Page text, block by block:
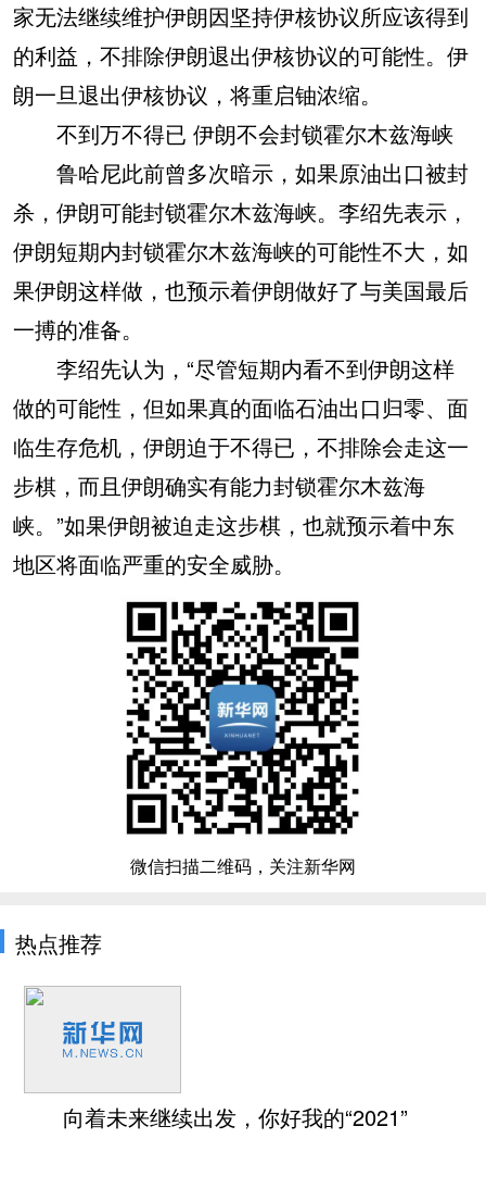
家无法继续维护伊朗因坚持伊核协议所应该得到
的利益，不排除伊朗退出伊核协议的可能性。伊
朗一旦退出伊核协议，将重启铀浓缩。
不到万不得已 伊朗不会封锁霍尔木兹海峡
鲁哈尼此前曾多次暗示，如果原油出口被封
杀，伊朗可能封锁霍尔木兹海峡。李绍先表示，
伊朗短期内封锁霍尔木兹海峡的可能性不大，如
果伊朗这样做，也预示着伊朗做好了与美国最后
一搏的准备。
李绍先认为，“尽管短期内看不到伊朗这样
做的可能性，但如果真的面临石油出口归零、面
临生存危机，伊朗迫于不得已，不排除会走这一
步棋，而且伊朗确实有能力封锁霍尔木兹海
峡。”如果伊朗被迫走这步棋，也就预示着中东
地区将面临严重的安全威胁。
微信扫描二维码，关注新华网
热点推荐
向着未来继续出发，你好我的“2021”